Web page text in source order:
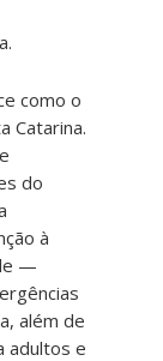
como o
Catarina.
do
à
—
além de
adultos e